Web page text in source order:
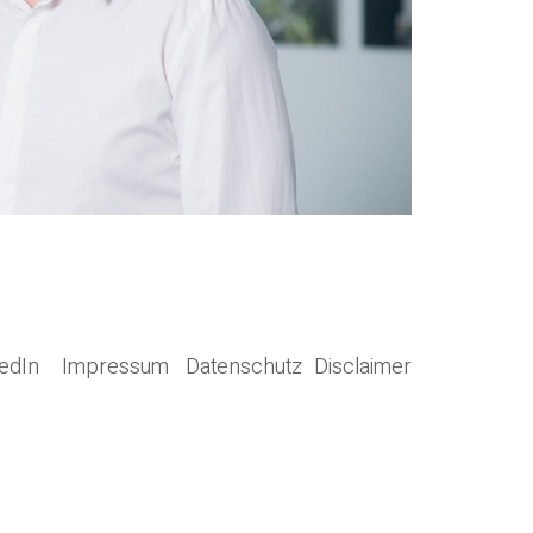
Impressum Datenschutz Disclaimer